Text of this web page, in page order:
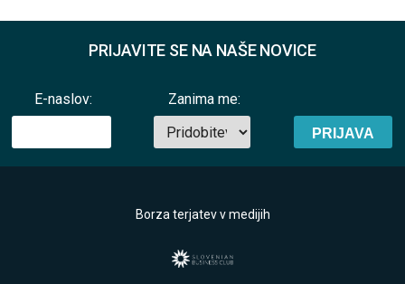
PRIJAVITE SE NA NAŠE NOVICE
E-naslov: Zanima me:
Borza terjatev v medijih